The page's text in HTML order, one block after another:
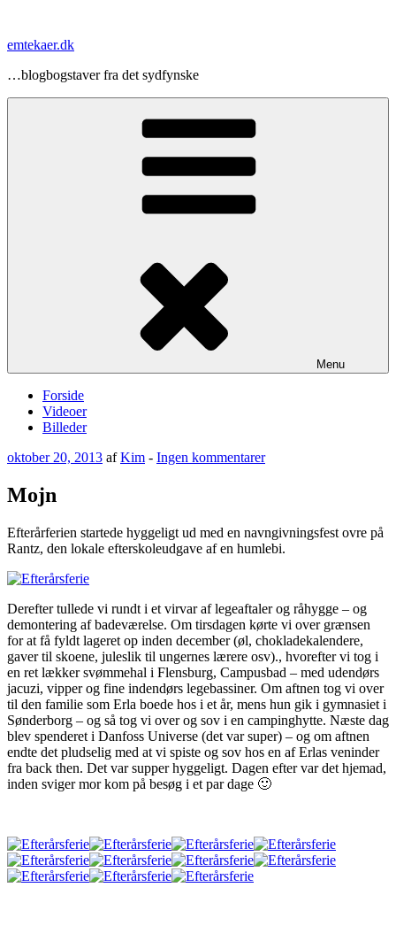
indhold
emtekaer.dk
…blogbogstaver fra det sydfynske
Menu
Forside
Videoer
Billeder
Udgivet
oktober 20, 2013 afKim - Ingen kommentarertil
Mojn
Efterårferien startede hyggeligt ud med en navngivningsfest ovre på
Rantz, den lokale efterskoleudgave af en humlebi.
Derefter tullede vi rundt i et virvar af legeaftaler og råhygge – og
demontering af badeværelse. Om tirsdagen kørte vi over grænsen
for at få fyldt lageret op inden december (øl, chokladekalendere,
gaver til skoene, juleslik til ungernes lærere osv)., hvorefter vi tog i
en ret lækker svømmehal i Flensburg, Campusbad – med udendørs
jacuzi, vipper og fine indendørs legebassiner. Om aftnen tog vi over
til den familie som Erla boede hos i et år, mens hun gik i gymnasiet i
Sønderborg – og så tog vi over og sov i en campinghytte. Næste dag
blev spenderet i Danfoss Universe (det var super) – og om aftnen
endte det pludselig med at vi spiste og sov hos en af Erlas veninder
fra back then. Det var supper hyggeligt. Dagen efter var det hjemad,
inden sviger mor kom på besøg i et par dage 🙂